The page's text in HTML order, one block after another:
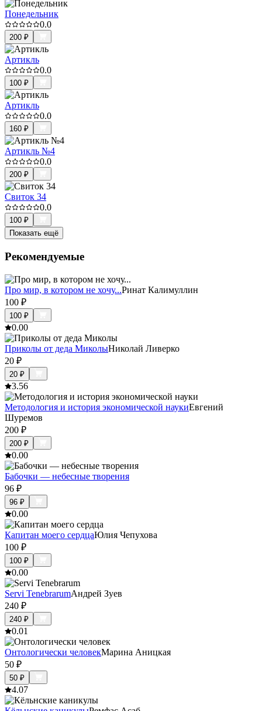
Понедельник
0.0
200 ₽
Артикль
0.0
100 ₽
Артикль
0.0
160 ₽
Артикль №4
0.0
200 ₽
Свиток 34
0.0
100 ₽
Показать ещё
Рекомендуемые
Про мир, в котором не хочу...Ринат Калимуллин
100 ₽
100 ₽
0.00
Приколы от деда МиколыНиколай Ливерко
20 ₽
20 ₽
3.56
Методология и история экономической наукиЕвгений
Шуремов
200 ₽
200 ₽
0.00
Бабочки — небесные творения
96 ₽
96 ₽
0.00
Капитан моего сердцаЮлия Чепухова
100 ₽
100 ₽
0.00
Servi TenebrarumАндрей Зуев
240 ₽
240 ₽
0.01
Онтологически человекМарина Аницкая
50 ₽
50 ₽
4.07